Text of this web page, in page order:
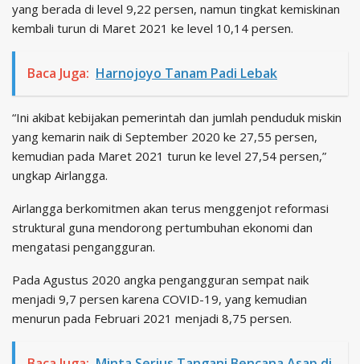
yang berada di level 9,22 persen, namun tingkat kemiskinan
kembali turun di Maret 2021 ke level 10,14 persen.
Baca Juga: Harnojoyo Tanam Padi Lebak
“Ini akibat kebijakan pemerintah dan jumlah penduduk miskin
yang kemarin naik di September 2020 ke 27,55 persen,
kemudian pada Maret 2021 turun ke level 27,54 persen,”
ungkap Airlangga.
Airlangga berkomitmen akan terus menggenjot reformasi
struktural guna mendorong pertumbuhan ekonomi dan
mengatasi pengangguran.
Pada Agustus 2020 angka pengangguran sempat naik
menjadi 9,7 persen karena COVID-19, yang kemudian
menurun pada Februari 2021 menjadi 8,75 persen.